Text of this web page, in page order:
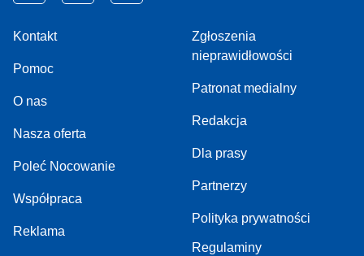
Kontakt
Pomoc
O nas
Nasza oferta
Poleć Nocowanie
Współpraca
Reklama
Zgłoszenia
nieprawidłowości
Patronat medialny
Redakcja
Dla prasy
Partnerzy
Polityka prywatności
Regulaminy